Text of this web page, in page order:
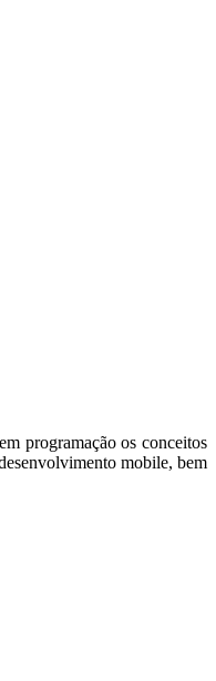
programação os conceitos
mobile, bem